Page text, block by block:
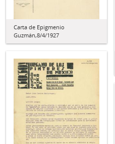
Carta de Epigmenio
Guzmán,8/4/1927